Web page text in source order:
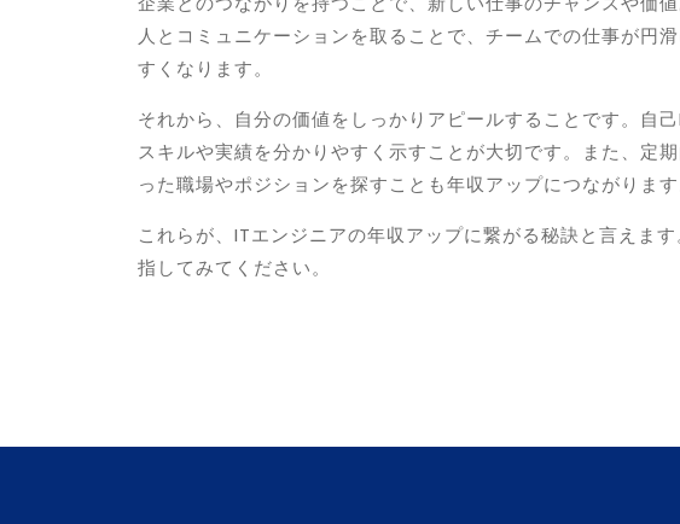
人とコミュニケーションを取ることで、チームでの仕事が円
すくなります。
それから、自分の価値をしっかりアピールすることです。自
スキルや実績を分かりやすく示すことが大切です。また、定
った職場やポジションを探すことも年収アップにつながります
これらが、ITエンジニアの年収アップに繋がる秘訣と言えま
指してみてください。